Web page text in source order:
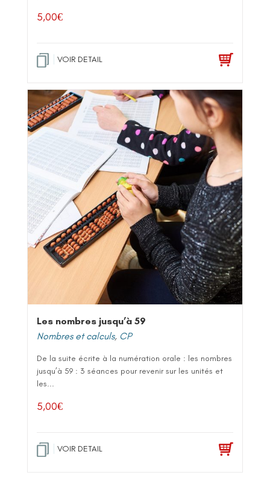
5,00€
VOIR DETAIL
Les nombres jusqu’à 59
Nombres et calculs, CP
De la suite écrite à la numération orale : les nombres
jusqu’à 59 : 3 séances pour revenir sur les unités et
les...
5,00€
VOIR DETAIL